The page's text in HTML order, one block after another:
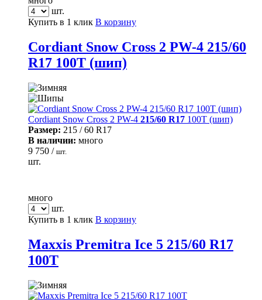
шт.
Купить в 1 клик В корзину
Cordiant Snow Cross 2 PW-4 215/60
R17 100T (шип)
Cordiant Snow Cross 2 PW-4 215/60 R17 100T (шип)
Размер: 215 / 60 R17
В наличии: много
9 750 / шт.
шт.
много
шт.
Купить в 1 клик В корзину
Maxxis Premitra Ice 5 215/60 R17
100T